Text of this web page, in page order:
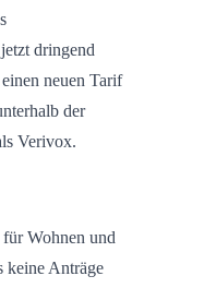
dringend
neuen Tarif
der
Verivox.
Wohnen und
keine Anträge